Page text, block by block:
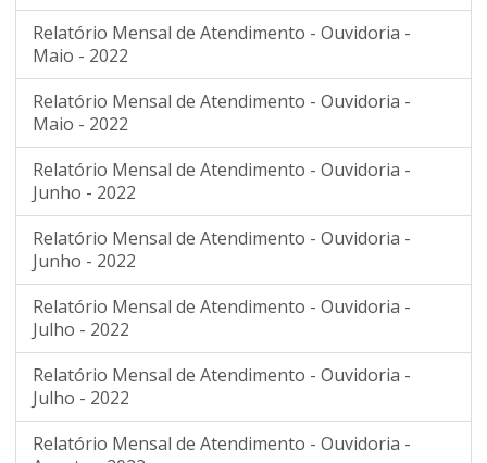
Relatório Mensal de Atendimento - Ouvidoria -
Maio - 2022
Relatório Mensal de Atendimento - Ouvidoria -
Maio - 2022
Relatório Mensal de Atendimento - Ouvidoria -
Junho - 2022
Relatório Mensal de Atendimento - Ouvidoria -
Junho - 2022
Relatório Mensal de Atendimento - Ouvidoria -
Julho - 2022
Relatório Mensal de Atendimento - Ouvidoria -
Julho - 2022
Relatório Mensal de Atendimento - Ouvidoria -